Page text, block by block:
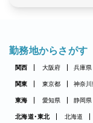
勤務地からさがす
関西 大阪府 兵庫県
関東 東京都 神奈川
東海 愛知県 静岡県
北海道・東北 北海道